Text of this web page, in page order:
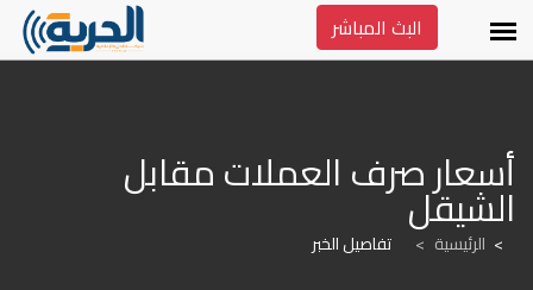
البث المباشر
الشيقل
الرئيسية > تفاصيل الخبر